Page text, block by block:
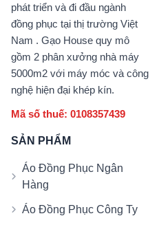
phát triển và đi đầu ngành
đồng phục tại thị trường Việt
Nam . Gạo House quy mô
gồm 2 phân xưởng nhà máy
5000m2 với máy móc và công
nghệ hiện đại khép kín.
Mã số thuế: 0108357439
SẢN PHẨM
Áo Đồng Phục Ngân
Hàng
Áo Đồng Phục Công Ty